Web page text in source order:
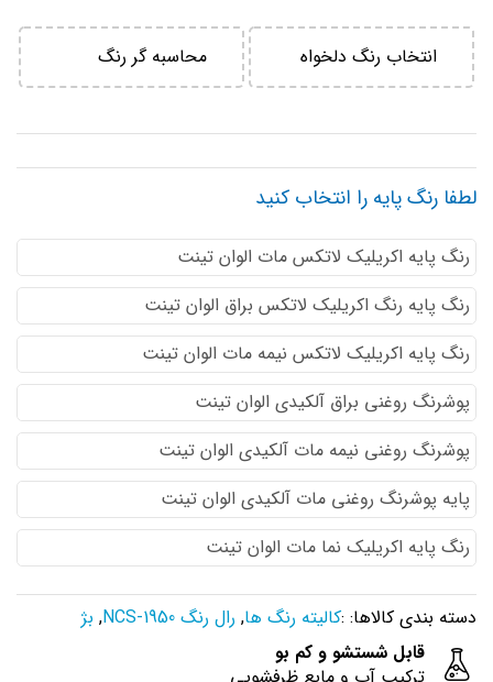
انتخاب رنگ دلخواه محاسبه گر رنگ
لطفا رنگ پایه را انتخاب کنید
رنگ پایه اكريليك لاتكس مات الوان تینت
رنگ پایه رنگ اكريليك لاتكس براق الوان تینت
رنگ پایه اكريليك لاتكس نيمه مات الوان تینت
پوشرنگ روغنی براق آلکیدی الوان تینت
پوشرنگ روغنی نیمه مات آلکیدی الوان تینت
پایه پوشرنگ روغنی مات آلکیدی الوان تینت
رنگ پایه اکریلیک نما مات الوان تینت
دسته بندی کالاها: :کالیته رنگ ها, رال رنگ NCS-1950 , بژ
قابل شستشو و کم بو